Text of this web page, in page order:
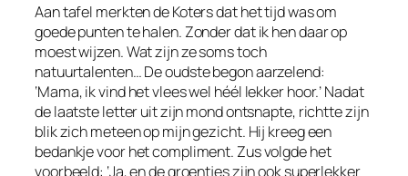
Aan tafel merkten de Koters dat het tijd was om
goede punten te halen. Zonder dat ik hen daar op
moest wijzen. Wat zijn ze soms toch
natuurtalenten… De oudste begon aarzelend:
‘Mama, ik vind het vlees wel héél lekker hoor.’ Nadat
de laatste letter uit zijn mond ontsnapte, richtte zijn
blik zich meteen op mijn gezicht. Hij kreeg een
bedankje voor het compliment. Zus volgde het
voorbeeld: ‘Ja, en de groentjes zijn ook superlekker